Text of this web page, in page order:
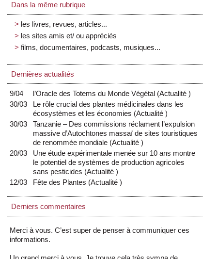
Dans la même rubrique
les livres, revues, articles...
les sites amis et/ ou appréciés
films, documentaires, podcasts, musiques...
Dernières actualités
9/04 l’Oracle des Totems du Monde Végétal (Actualité)
30/03
Le rôle crucial des plantes médicinales dans les
écosystèmes et les économies (Actualité)
30/03
Tanzanie – Des commissions réclament l’expulsion
massive d’Autochtones massaï de sites touristiques
de renommée mondiale (Actualité)
20/03
Une étude expérimentale menée sur 10 ans montre
le potentiel de systèmes de production agricoles
sans pesticides (Actualité)
12/03
Fête des Plantes (Actualité)
Derniers commentaires
Merci à vous. C’est super de penser à communiquer ces
informations.